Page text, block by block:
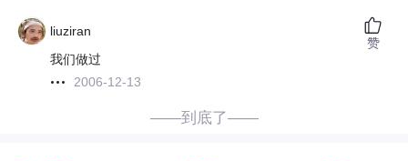
liuziran
我们做过
2006-12-13
赞
——到底了——